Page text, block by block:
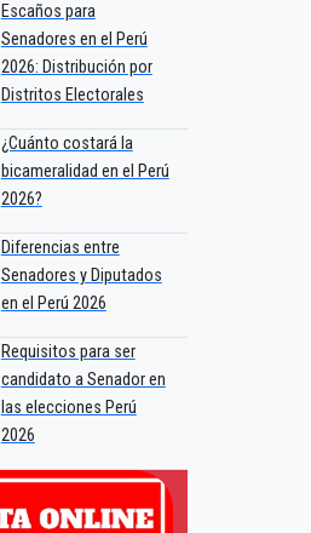
Escaños para
Senadores en el Perú
2026: Distribución por
Distritos Electorales
¿Cuánto costará la
bicameralidad en el Perú
2026?
Diferencias entre
Senadores y Diputados
en el Perú 2026
Requisitos para ser
candidato a Senador en
las elecciones Perú
2026